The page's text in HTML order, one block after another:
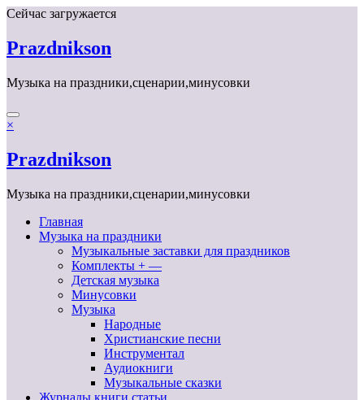
Перейти
содержимому
Сейчас загружается
Prazdnikson
Музыка на праздники,сценарии,минусовки
×
Prazdnikson
Музыка на праздники,сценарии,минусовки
Главная
Музыка на праздники
Музыкальные заставки для праздников
Комплекты + —
Детская музыка
Минусовки
Музыка
Народные
Христианские песни
Инструментал
Аудиокниги
Музыкальные сказки
Журналы,книги,статьи